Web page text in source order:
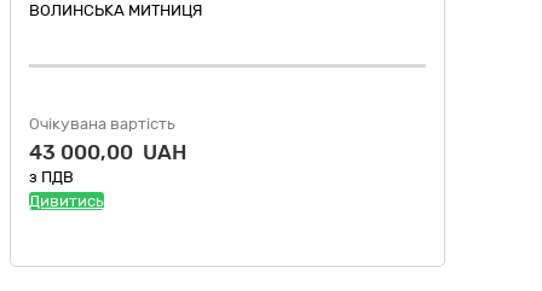
ВОЛИНСЬКА МИТНИЦЯ
Очікувана вартість
43 000,00 UAH
з ПДВ
Дивитись